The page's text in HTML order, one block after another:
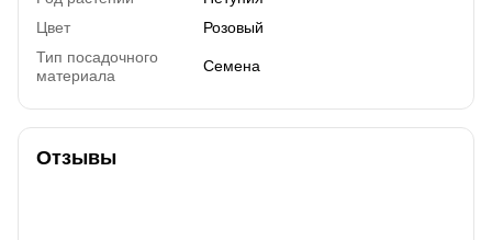
Цвет
Розовый
Тип посадочного
материала
Семена
Отзывы